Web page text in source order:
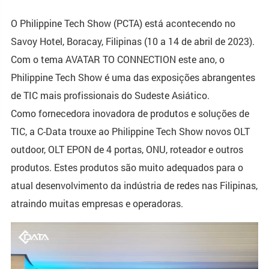
O Philippine Tech Show (PCTA) está acontecendo no
Savoy Hotel, Boracay, Filipinas (10 a 14 de abril de 2023).
Com o tema AVATAR TO CONNECTION este ano, o
Philippine Tech Show é uma das exposições abrangentes
de TIC mais profissionais do Sudeste Asiático.
Como fornecedora inovadora de produtos e soluções de
TIC, a C-Data trouxe ao Philippine Tech Show novos OLT
outdoor, OLT EPON de 4 portas, ONU, roteador e outros
produtos. Estes produtos são muito adequados para o
atual desenvolvimento da indústria de redes nas Filipinas,
atraindo muitas empresas e operadoras.